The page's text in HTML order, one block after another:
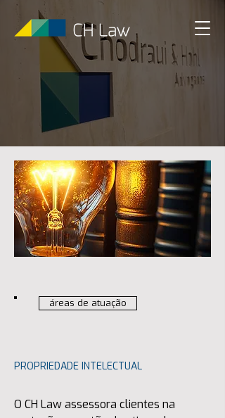
áreas de atuação
PROPRIEDADE INTELECTUAL
O CH Law assessora clientes na